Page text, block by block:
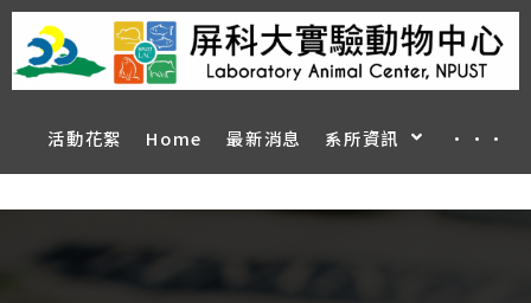
活動花絮 Home 最新消息 系所資訊 ···